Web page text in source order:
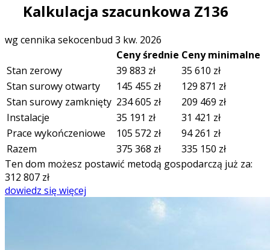
Kalkulacja szacunkowa Z136
wg cennika sekocenbud 3 kw. 2026
Ceny średnie Ceny minimalne
Stan zerowy
39 883 zł 35 610 zł
Stan surowy otwarty
145 455 zł 129 871 zł
Stan surowy zamknięty 234 605 zł 209 469 zł
Instalacje
35 191 zł 31 421 zł
Prace wykończeniowe
105 572 zł 94 261 zł
Razem
375 368 zł 335 150 zł
Ten dom możesz postawić metodą gospodarczą już za:
312 807 zł
dowiedz się więcej